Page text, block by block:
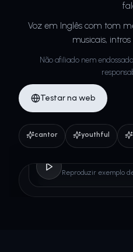
Voz em Inglês com tom
musicais, intros
Não afiliado nem
Testar na web
cantor youthful
Reproduzir exemplo